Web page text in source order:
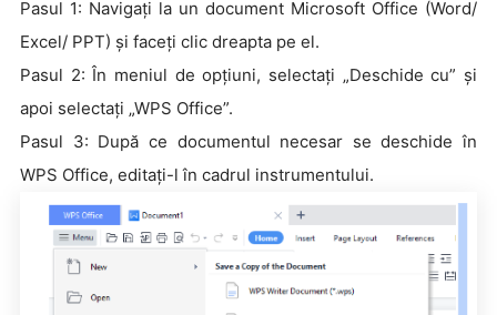
Pasul 1: Navigați la un document Microsoft Office (Word/
Excel/ PPT) și faceți clic dreapta pe el.
Pasul 2: În meniul de opțiuni, selectați „Deschide cu” și
apoi selectați „WPS Office”.
Pasul 3: După ce documentul necesar se deschide în
WPS Office, editați-l în cadrul instrumentului.